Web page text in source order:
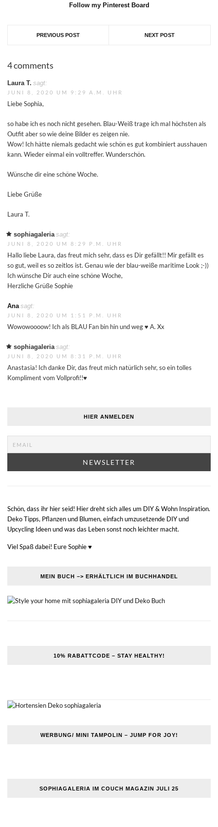
Follow my Pinterest Board
PREVIOUS POST NEXT POST
4 comments
Laura T. sagt:
JUNI 8, 2020 UM 9:29 A.M. UHR
Liebe Sophia,
so habe ich es noch nicht gesehen. Blau-Weiß trage ich mal höchsten als
Outfit aber so wie deine Bilder es zeigen nie.
Wow! Ich hätte niemals gedacht wie schön es gut kombiniert ausshauen
kann. Wieder einmal ein volltreffer. Wunderschön.
Wünsche dir eine schöne Woche.
Liebe Grüße
Laura T.
sophiagaleria sagt:
JUNI 8, 2020 UM 8:29 P.M. UHR
Hallo liebe Laura, das freut mich sehr, dass es Dir gefällt!! Mir gefällt es
so gut, weil es so zeitlos ist. Genau wie der blau-weiße maritime Look ;-))
Ich wünsche Dir auch eine schöne Woche,
Herzliche Grüße Sophie
Ana sagt:
JUNI 8, 2020 UM 1:51 P.M. UHR
Wowowoooow! Ich als BLAU Fan bin hin und weg ♥️ A. Xx
sophiagaleria sagt:
JUNI 8, 2020 UM 8:31 P.M. UHR
Anastasia! Ich danke Dir, das freut mich natürlich sehr, so ein tolles
Kompliment vom Vollprofi!!♥️
HIER ANMELDEN
Schön, dass ihr hier seid! Hier dreht sich alles um DIY & Wohn Inspiration.
Deko Tipps, Pflanzen und Blumen, einfach umzusetzende DIY und
Upcycling Ideen und was das Leben sonst noch leichter macht.
Viel Spaß dabei! Eure Sophie ♥
MEIN BUCH –> ERHÄLTLICH IM BUCHHANDEL
10% RABATTCODE – STAY HEALTHY!
WERBUNG/ MINI TAMPOLIN – JUMP FOR JOY!
SOPHIAGALERIA IM COUCH MAGAZIN JULI 25